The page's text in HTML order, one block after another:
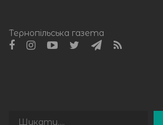
Тернопільська газета
Пошук